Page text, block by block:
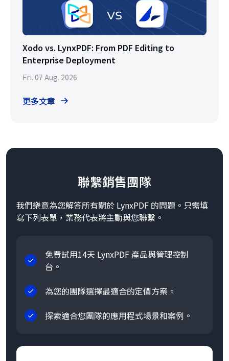
Xodo vs. LynxPDF: From PDF Editing to
Enterprise Deployment
Fri. 07 Aug. 2026
更多文章
聯繫銷售團隊
我們樂意為您解答所有關於 LynxPDF 的問題。只需填
寫下列表單，業務代表將主動與您聯繫。
免費試用14天 LynxPDF 產品與管理控制
台。
為您的團隊選擇最適合的定價方案。
探索適合您團隊的應用程式場景和案例。